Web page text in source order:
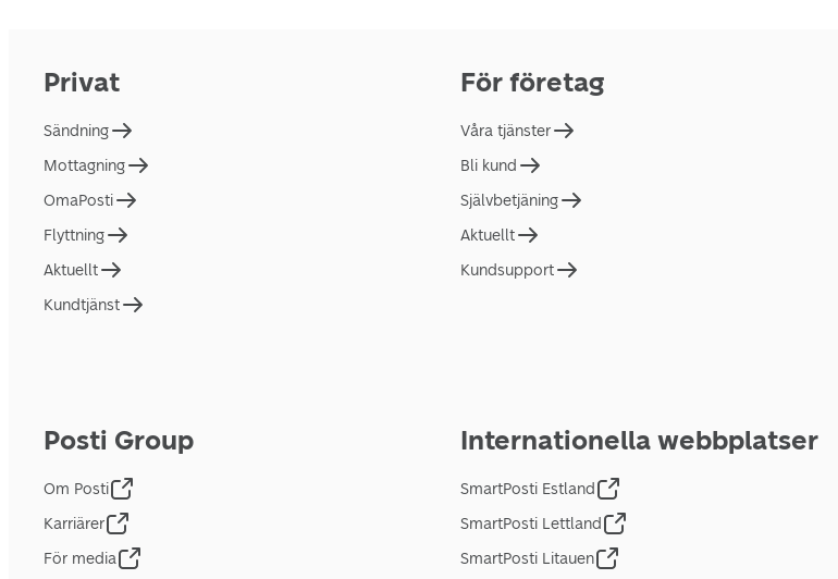
Privat
Sändning
Mottagning
OmaPosti
Flyttning
Aktuellt
Kundtjänst
För företag
Våra tjänster
Bli kund
Självbetjäning
Aktuellt
Kundsupport
Posti Group
Om Posti
Karriärer
För media
Internationella webbplatser
SmartPosti Estland
SmartPosti Lettland
SmartPosti Litauen